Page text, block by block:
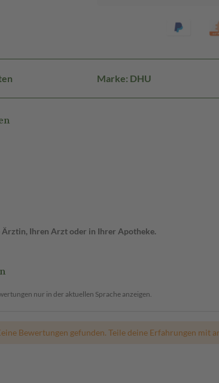
Marke: DHU
Ärztin, Ihren Arzt oder in Ihrer Apotheke.
nur in der aktuellen Sprache anzeigen.
Bewertungen gefunden. Teile deine Erfahrungen mit